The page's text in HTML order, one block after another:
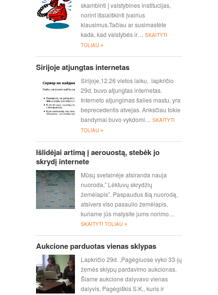
skambinti į valstybines institucijas,
norint išsiaiškinti įvairius
klausimus.Tačiau ar susimastėte
kada, kad valstybės ir…
SKAITYTI
TOLIAU »
Sirijoje atjungtas internetas
Sirijoje,12.26 vietos laiku, lapkričio
29d. buvo atjungtas internetas.
Interneto atjungimas šalies mastu, yra
beprecedentis atvejas. Anksčiau tokie
bandymai buvo vykdomi…
SKAITYTI
TOLIAU »
Išlidėjai artimą į aerouostą, stebėk jo
skrydį internete
Mūsų svetainėje atsiranda nauja
nuoroda,” Lėktuvų skrydžių
žemėlapis”. Paspaudus šią nuorodą,
atsivers viso pasaulio žemėlapis,
kuriame jūs matysite jums norimo…
SKAITYTI TOLIAU »
Aukcione parduotas vienas sklypas
Lapkričio 29d. ,Pagėgiuose vyko 33-jų
žemės sklypų pardavimo aukcionas.
Šiame aukcione dalyvavo vienas
dalyvis, Pagėgiškis S.K., kuris ir